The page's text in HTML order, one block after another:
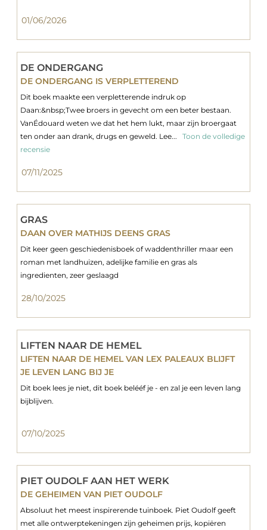
01/06/2026
DE ONDERGANG
DE ONDERGANG IS VERPLETTEREND
Dit boek maakte een verpletterende indruk op
Daan:&nbsp;Twee broers in gevecht om een beter bestaan.
VanÉdouard weten we dat het hem lukt, maar zijn broergaat
ten onder aan drank, drugs en geweld. Lee...
Toon de volledige
recensie
07/11/2025
GRAS
DAAN OVER MATHIJS DEENS GRAS
Dit keer geen geschiedenisboek of waddenthriller maar een
roman met landhuizen, adelijke familie en gras als
ingredienten, zeer geslaagd
28/10/2025
LIFTEN NAAR DE HEMEL
LIFTEN NAAR DE HEMEL VAN LEX PALEAUX BLIJFT
JE LEVEN LANG BIJ JE
Dit boek lees je niet, dit boek belééf je - en zal je een leven lang
bijblijven.
07/10/2025
PIET OUDOLF AAN HET WERK
DE GEHEIMEN VAN PIET OUDOLF
Absoluut het meest inspirerende tuinboek. Piet Oudolf geeft
met alle ontwerptekeningen zijn geheimen prijs, kopiëren